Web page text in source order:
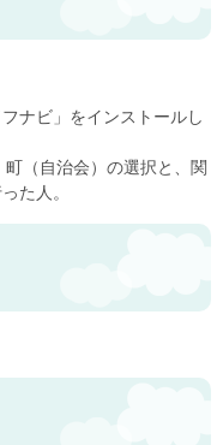
ナビ」をインストールし
町（自治会）の選択と、関
た人。